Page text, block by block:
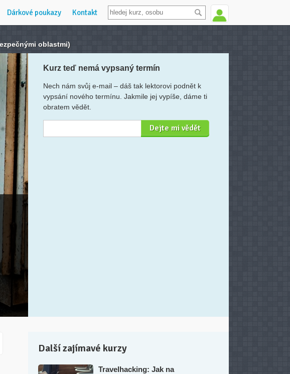
Dárkové poukazy Kontakt
oblastmi)
Kurz teď nemá vypsaný termín
Nech nám svůj e-mail – dáš tak lektorovi podnět k
vypsání nového termínu. Jakmile jej vypíše, dáme ti
obratem vědět.
Další zajímavé kurzy
Travelhacking: Jak na